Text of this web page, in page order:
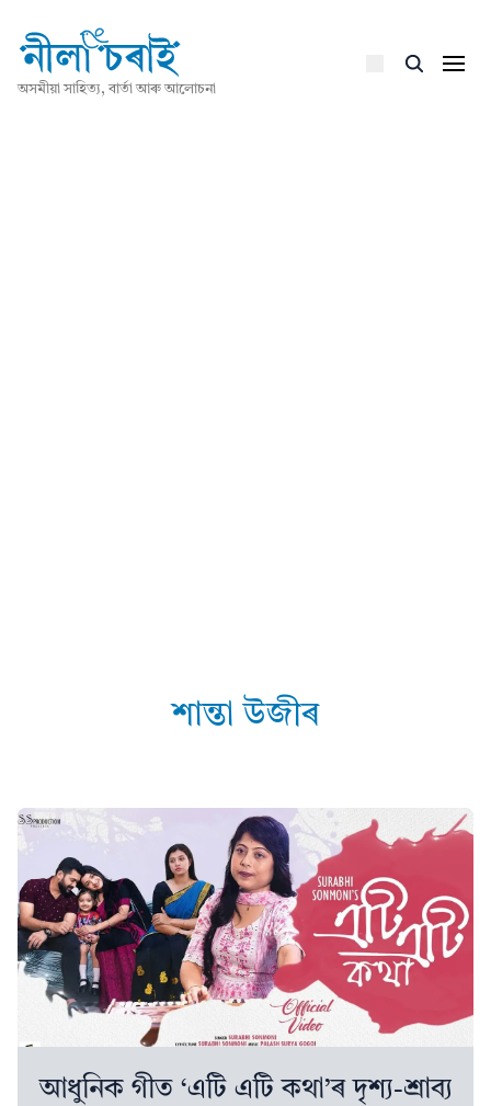
অসমীয়া সাহিত্য, বাৰ্তা আৰু আলোচনা
শান্তা উজীৰ
আধুনিক গীত ‘এটি এটি কথা’ৰ দৃশ্য-শ্ৰাব্য